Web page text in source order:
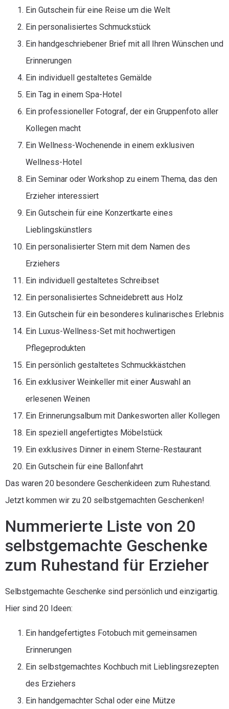
Ein Gutschein für eine Reise um die Welt
Ein personalisiertes Schmuckstück
Ein handgeschriebener Brief mit all Ihren Wünschen und
Erinnerungen
Ein individuell gestaltetes Gemälde
Ein Tag in einem Spa-Hotel
Ein professioneller Fotograf, der ein Gruppenfoto aller
Kollegen macht
Ein Wellness-Wochenende in einem exklusiven
Wellness-Hotel
Ein Seminar oder Workshop zu einem Thema, das den
Erzieher interessiert
Ein Gutschein für eine Konzertkarte eines
Lieblingskünstlers
Ein personalisierter Stern mit dem Namen des
Erziehers
Ein individuell gestaltetes Schreibset
Ein personalisiertes Schneidebrett aus Holz
Ein Gutschein für ein besonderes kulinarisches Erlebnis
Ein Luxus-Wellness-Set mit hochwertigen
Pflegeprodukten
Ein persönlich gestaltetes Schmuckkästchen
Ein exklusiver Weinkeller mit einer Auswahl an
erlesenen Weinen
Ein Erinnerungsalbum mit Dankesworten aller Kollegen
Ein speziell angefertigtes Möbelstück
Ein exklusives Dinner in einem Sterne-Restaurant
Ein Gutschein für eine Ballonfahrt
Das waren 20 besondere Geschenkideen zum Ruhestand.
Jetzt kommen wir zu 20 selbstgemachten Geschenken!
Nummerierte Liste von 20
selbstgemachte Geschenke
zum Ruhestand für Erzieher
Selbstgemachte Geschenke sind persönlich und einzigartig.
Hier sind 20 Ideen:
Ein handgefertigtes Fotobuch mit gemeinsamen
Erinnerungen
Ein selbstgemachtes Kochbuch mit Lieblingsrezepten
des Erziehers
Ein handgemachter Schal oder eine Mütze